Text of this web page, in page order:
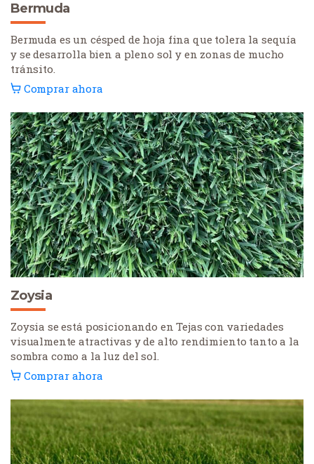
Bermuda
Bermuda es un césped de hoja fina que tolera la sequía
y se desarrolla bien a pleno sol y en zonas de mucho
tránsito.
Comprar ahora
Zoysia
Zoysia se está posicionando en Tejas con variedades
visualmente atractivas y de alto rendimiento tanto a la
sombra como a la luz del sol.
Comprar ahora